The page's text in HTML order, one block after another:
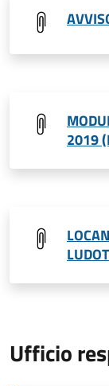
2019
Ufficio